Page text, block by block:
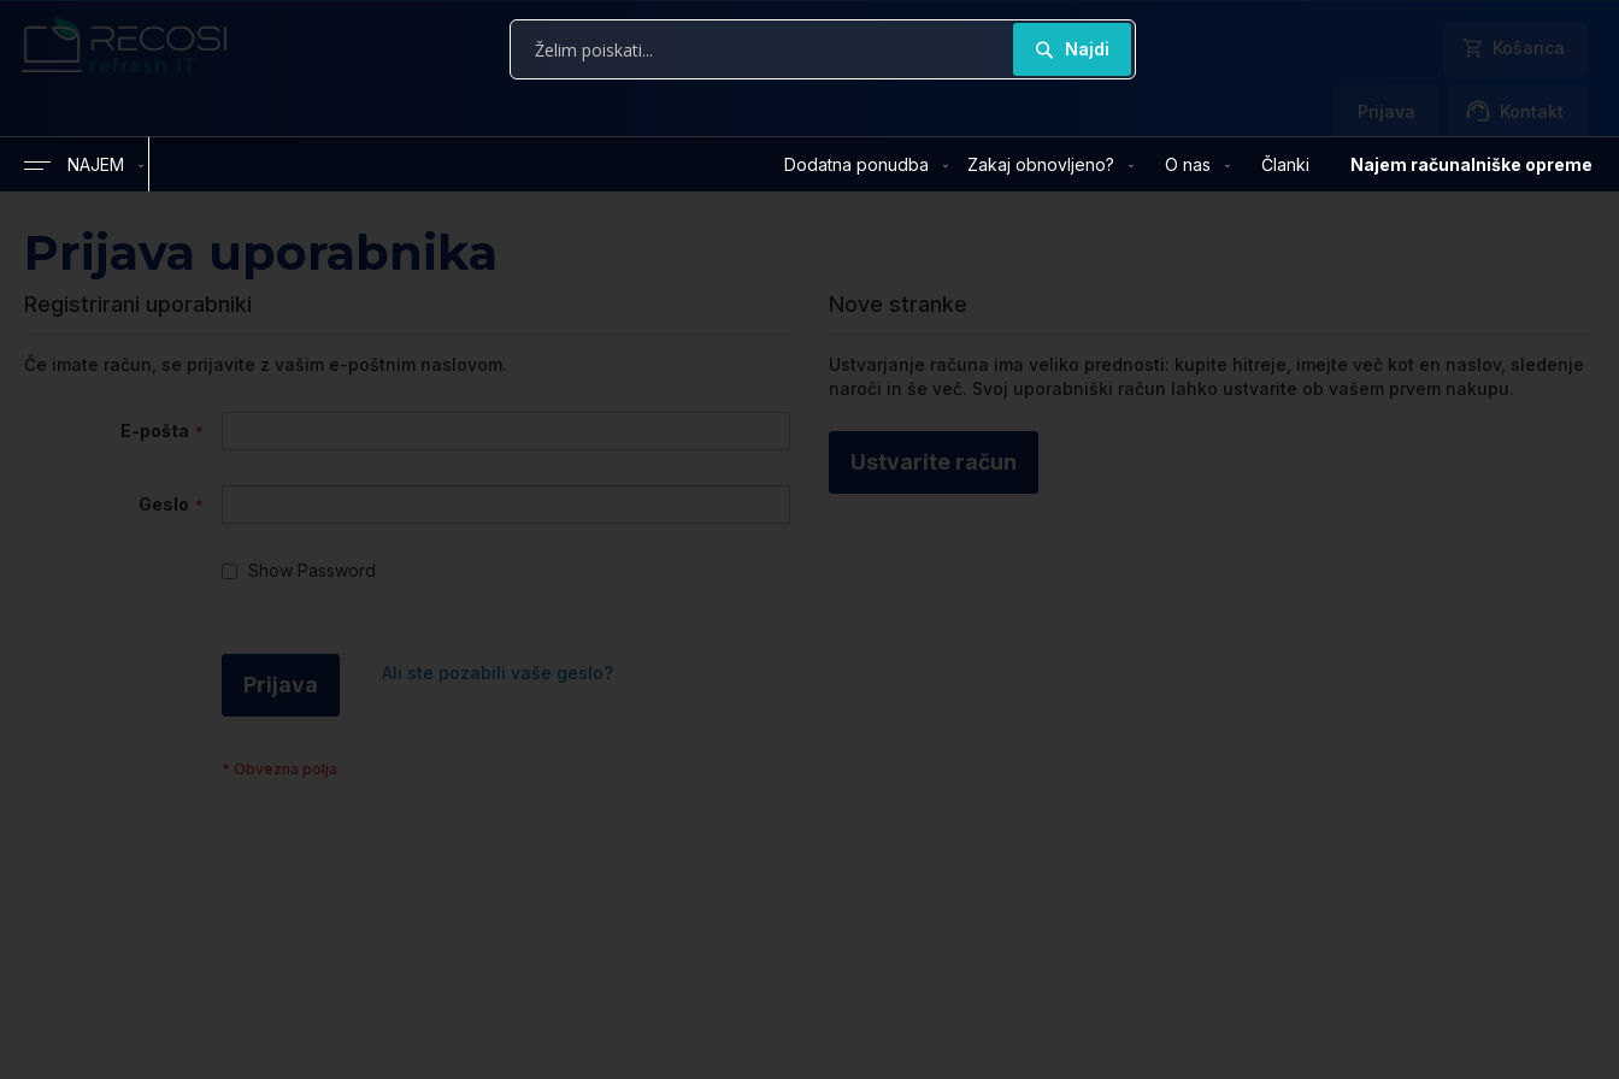
Najdi Košarica
Prijava Kontakt
NAJEM Najem računalniške opreme
Članki
O nas
Zakaj obnovljeno?
Dodatna ponudba
Prijava uporabnika
Registrirani uporabniki
Če imate račun, se prijavite z vašim e-poštnim naslovom.
E-pošta
Geslo
Show Password
Prijava Ali ste pozabili vaše geslo?
Nove stranke
Ustvarjanje računa ima veliko prednosti: kupite hitreje, imejte več kot en naslov, sledenje
naroči in še več. Svoj uporabniški račun lahko ustvarite ob vašem prvem nakupu.
Ustvarite račun